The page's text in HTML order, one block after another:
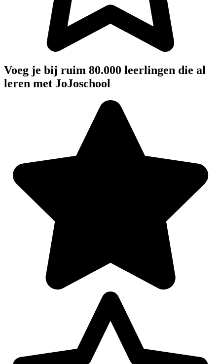
Voeg je bij ruim 80.000 leerlingen die al
leren met JoJoschool